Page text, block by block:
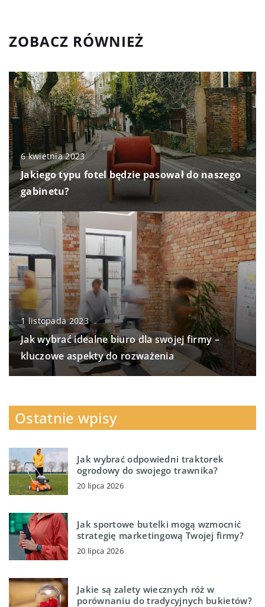
ZOBACZ RÓWNIEŻ
6 kwietnia 2023
Jakiego typu fotel będzie pasował do naszego
gabinetu?
1 listopada 2023
Jak wybrać idealne biuro dla swojej firmy –
kluczowe aspekty do rozważenia
Ostatnie wpisy
Jak wybrać odpowiedni traktorek
ogrodowy do swojego trawnika?
20 lipca 2026
Jak sportowe butelki mogą wzmocnić
strategię marketingową Twojej firmy?
20 lipca 2026
Jakie są zalety wiecznych róż w
porównaniu do tradycyjnych bukietów?